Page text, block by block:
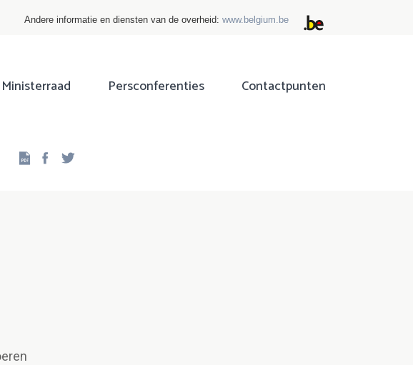
Andere informatie en diensten van de overheid: www.belgium.be
Ministerraad Persconferenties Contactpunten
Facebook